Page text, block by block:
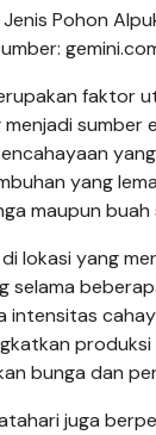
Pohon
faktor
sumber
yang
maupun buah
lokasi yang
selama
intensitas
bunga dan
juga